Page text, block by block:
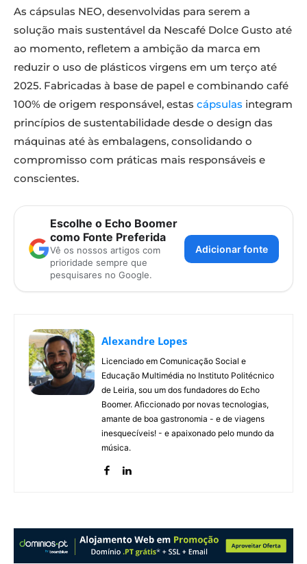
As cápsulas NEO, desenvolvidas para serem a
solução mais sustentável da Nescafé Dolce Gusto até
ao momento, refletem a ambição da marca em
reduzir o uso de plásticos virgens em um terço até
2025. Fabricadas à base de papel e combinando café
100% de origem responsável, estas cápsulas integram
princípios de sustentabilidade desde o design das
máquinas até às embalagens, consolidando o
compromisso com práticas mais responsáveis e
conscientes.
Escolhe o Echo Boomer
como Fonte Preferida
Vê os nossos artigos com
prioridade sempre que
pesquisares no Google.
Adicionar fonte
Alexandre Lopes
Licenciado em Comunicação Social e
Educação Multimédia no Instituto Politécnico
de Leiria, sou um dos fundadores do Echo
Boomer. Aficcionado por novas tecnologias,
amante de boa gastronomia - e de viagens
inesquecíveis! - e apaixonado pelo mundo da
música.